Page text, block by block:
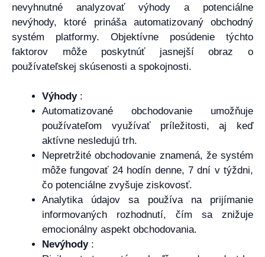
nevyhnutné analyzovať výhody a potenciálne
nevýhody, ktoré prináša automatizovaný obchodný
systém platformy. Objektívne posúdenie týchto
faktorov môže poskytnúť jasnejší obraz o
používateľskej skúsenosti a spokojnosti.
Výhody:
Automatizované obchodovanie umožňuje
používateľom využívať príležitosti, aj keď
aktívne nesledujú trh.
Nepretržité obchodovanie znamená, že systém
môže fungovať 24 hodín denne, 7 dní v týždni,
čo potenciálne zvyšuje ziskovosť.
Analytika údajov sa používa na prijímanie
informovaných rozhodnutí, čím sa znižuje
emocionálny aspekt obchodovania.
Nevýhody: